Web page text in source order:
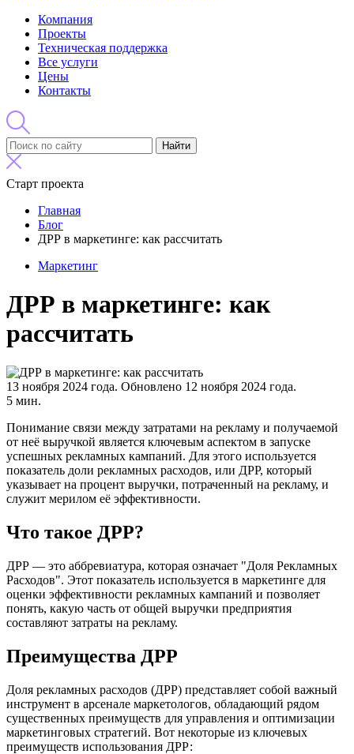
Компания
Проекты
Техническая поддержка
Все услуги
Цены
Контакты
Найти
Старт проекта
Главная
Блог
ДРР в маркетинге: как рассчитать
Маркетинг
ДРР в маркетинге: как
рассчитать
13 ноября 2024 года. Обновлено 12 ноября 2024 года.
5 мин.
Понимание связи между затратами на рекламу и получаемой
от неё выручкой является ключевым аспектом в запуске
успешных рекламных кампаний. Для этого используется
показатель доли рекламных расходов, или ДРР, который
указывает на процент выручки, потраченный на рекламу, и
служит мерилом её эффективности.
Что такое ДРР?
ДРР — это аббревиатура, которая означает "Доля Рекламных
Расходов". Этот показатель используется в маркетинге для
оценки эффективности рекламных кампаний и позволяет
понять, какую часть от общей выручки предприятия
составляют затраты на рекламу.
Преимущества ДРР
Доля рекламных расходов (ДРР) представляет собой важный
инструмент в арсенале маркетологов, обладающий рядом
существенных преимуществ для управления и оптимизации
маркетинговых стратегий. Вот некоторые из ключевых
преимуществ использования ДРР: